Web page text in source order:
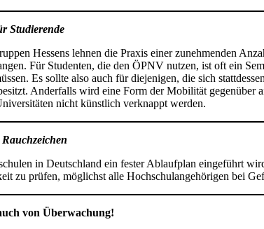
Studierende
Hessens lehnen die Praxis einer zunehmenden
Für Studenten, die den ÖPNV nutzen, ist oft ein
Es sollte also auch für diejenigen, die sich
Anderfalls wird eine Form der Mobilität gegenüber
nicht künstlich verknappt werden.
in Deutschland ein fester Ablaufplan eingeführt
zu prüfen, möglichst alle Hochschulangehörigen bei
von Überwachung!